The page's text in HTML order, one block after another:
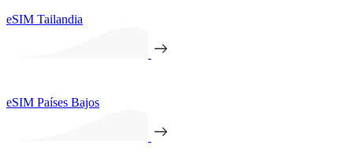
eSIM Tailandia
eSIM Países Bajos